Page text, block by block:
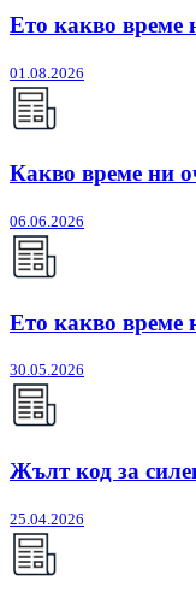
Ето какво време
01.08.2026
Какво време ни
06.06.2026
Ето какво време
30.05.2026
Жълт код за
25.04.2026